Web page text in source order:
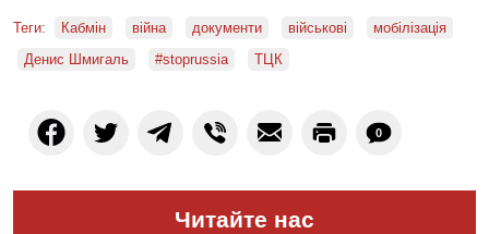
Теги: Кабмін війна документи військові
мобілізація
Денис Шмигаль
#stoprussia ТЦК
0
Читайте нас